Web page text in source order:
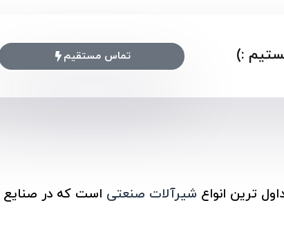
:) تماس مستقیم
شیرآلات صنعتی است که در صنایع